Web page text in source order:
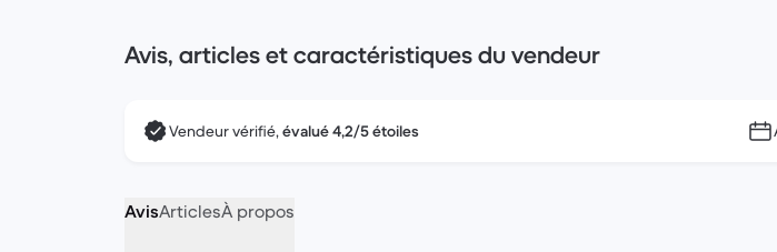
Avis, articles et caractéristiques du vendeur
Vendeur vérifié,évalué 4,2/5 étoiles
AvisArticlesÀ propos